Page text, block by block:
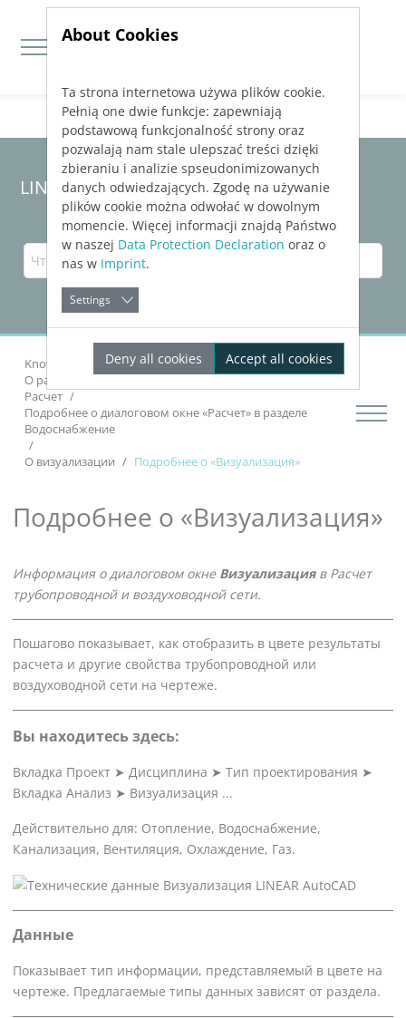
Jump directly to main navigation
Jump directly to content
LINEAR Solutions 24 для AutoCAD
Knowledge Base AutoCAD
Рассчитать сети
О расчете трубопроводной сети водоснабжения
Расчет
Подробнее о диалоговом окне «Расчет» в разделе
Водоснабжение
О визуализации Подробнее о «Визуализация»
Подробнее о «Визуализация»
Информация о диалоговом окне Визуализацияв Расчет
трубопроводной и воздуховодной сети.
Пошагово показывает, как отобразить в цвете результаты
расчета и другие свойства трубопроводной или
воздуховодной сети на чертеже.
Вы находитесь здесь:
Вкладка Проект ➤ Дисциплина ➤ Тип проектирования ➤
Вкладка Анализ ➤ Визуализация ...
Действительно для: Отопление, Водоснабжение,
Канализация, Вентиляция, Охлаждение, Газ.
Данные
Показывает тип информации, представляемый в цвете на
чертеже. Предлагаемые типы данных зависят от раздела.
About Cookies
Ta strona internetowa używa plików cookie.
Pełnią one dwie funkcje: zapewniają
podstawową funkcjonalność strony oraz
pozwalają nam stale ulepszać treści dzięki
zbieraniu i analizie spseudonimizowanych
danych odwiedzających. Zgodę na używanie
plików cookie można odwołać w dowolnym
momencie. Więcej informacji znajdą Państwo
w naszej Data Protection Declaration oraz o
nas w Imprint.
Settings
Deny all cookies Accept all cookies